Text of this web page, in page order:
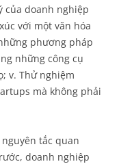
của doanh nghiệp
với một văn hóa
phương pháp
những công cụ
v. Thử nghiệm
mà không phải
tắc quan
doanh nghiệp